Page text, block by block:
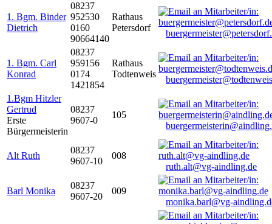
1. Bgm. Binder
Dietrich
08237
952530
0160
90664140
Rathaus
Petersdorf
1. Bgm. Carl
Konrad
08237
959156
0174
1421854
Rathaus
Todtenweis
1.Bgm Hitzler
Gertrud
Erste
Bürgermeisterin
08237
9607-0
105
Alt Ruth
08237
9607-10
008
ruth.alt@vg-aindling.de
Barl Monika
08237
9607-20
009
monika.barl@vg-